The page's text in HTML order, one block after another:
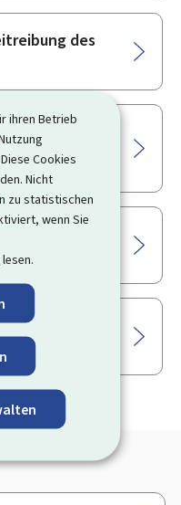
ihren Betrieb
Cookies
Nicht
zu statistischen
wenn Sie
lesen.
des
Scheidung,
Ehe